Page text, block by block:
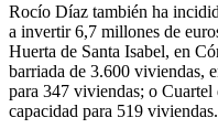
Rocío Díaz también ha
a invertir 6,7 millones de
Huerta de Santa Isabel, en
barriada de 3.600 viviendas,
para 347 viviendas; o
capacidad para 519 viviendas.